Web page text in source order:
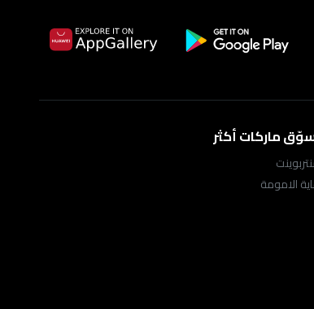
ماركات أكثر
الامومة